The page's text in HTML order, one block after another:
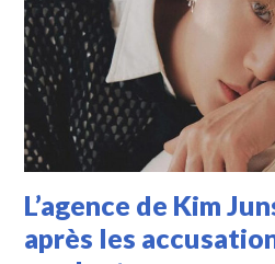
L’agence de Kim
après les